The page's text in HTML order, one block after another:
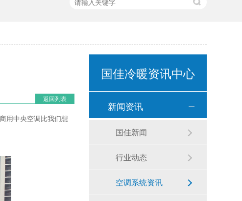
返回列表
用中央空调比我们想
国佳冷暖资讯中心
新闻资讯
国佳新闻
行业动态
空调系统资讯